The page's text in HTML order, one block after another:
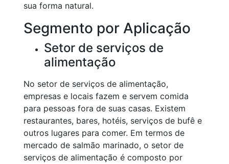
sua forma natural.
Segmento por Aplicação
Setor de serviços de
alimentação
No setor de serviços de alimentação,
empresas e locais fazem e servem comida
para pessoas fora de suas casas. Existem
restaurantes, bares, hotéis, serviços de bufê e
outros lugares para comer. Em termos de
mercado de salmão marinado, o setor de
serviços de alimentação é composto por